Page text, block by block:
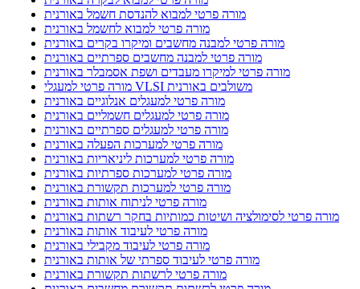
מורה פרטי למבוא להנדסת חשמל באורנית
מורה פרטי למבוא לחשמל באורנית
מורה פרטי למבנה מחשבים ומיקרו בקרים באורנית
מורה פרטי למבנה מחשבים ספרתיים באורנית
מורה פרטי למיקרו מעבדים ושפת אסמבלר באורנית
מורה פרטי למעגלי VLSI משולבים באורנית
מורה פרטי למעגלים אנלוגיים באורנית
מורה פרטי למעגלים חשמליים באורנית
מורה פרטי למעגלים ספרתיים באורנית
מורה פרטי למערכות הפעלה באורנית
מורה פרטי למערכות ליניאריות באורנית
מורה פרטי למערכות ספרתיות באורנית
מורה פרטי למערכות תקשורת באורנית
מורה פרטי לניתוח אותות באורנית
מורה פרטי לסימולציה ושיטות כמותיות בחקר רשתות באורנית
מורה פרטי לעיבוד אותות באורנית
מורה פרטי לעיבוד מקבילי באורנית
מורה פרטי לעיבוד ספרתי של אותות באורנית
מורה פרטי לרשתות תקשורת באורנית